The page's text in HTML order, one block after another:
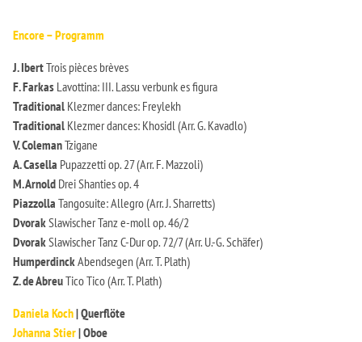
Encore – Programm
J. IbertTrois pièces brèves
F. Farkas Lavottina: III. Lassu verbunk es figura
Traditional Klezmer dances: Freylekh
Traditional Klezmer dances: Khosidl (Arr. G. Kavadlo)
V. ColemanTzigane
A. Casella Pupazzetti op. 27 (Arr. F. Mazzoli)
M. Arnold Drei Shanties op. 4
Piazzolla Tangosuite: Allegro (Arr. J. Sharretts)
DvorakSlawischer Tanz e-moll op. 46/2
DvorakSlawischer Tanz C-Dur op. 72/7 (Arr. U.-G. Schäfer)
HumperdinckAbendsegen (Arr. T. Plath)
Z. de AbreuTico Tico (Arr. T. Plath)
Daniela Koch| Querflöte
Johanna Stier| Oboe